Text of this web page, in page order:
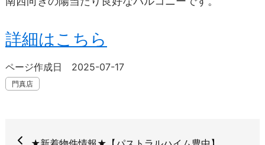
詳細はこちら
ページ作成日 2025-07-17
門真店